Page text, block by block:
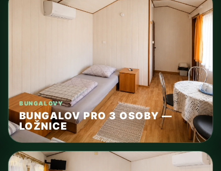
BUNGALOVY
BUNGALOV PRO 3 OSOBY —
LOŽNICE